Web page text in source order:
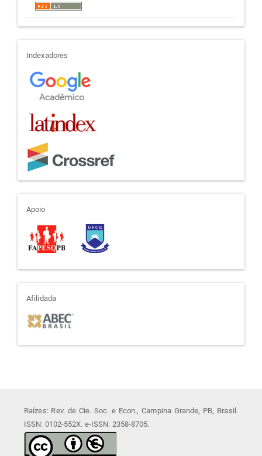
indexadores
Indexadores
apoio
Apoio
afiliada
Afilidada
Raízes: Rev. de Cie. Soc. e Econ., Campina Grande, PB, Brasil.
ISSN: 0102-552X. e-ISSN: 2358-8705.